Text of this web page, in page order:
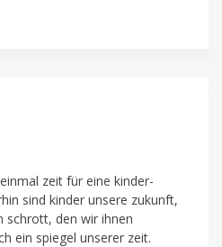
zeit für eine kinder-
sind kinder unsere zukunft,
schrott, den wir ihnen
ein spiegel unserer zeit.